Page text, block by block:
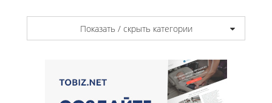
Показать / скрыть категории